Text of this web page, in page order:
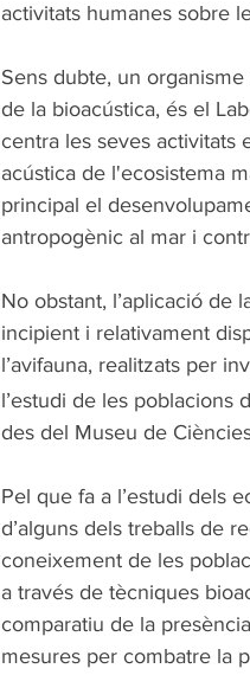
activitats humanes sobre
Sens dubte, un
de la bioacústica, és el
centra les seves activitats
acústica de l'ecosistema
principal el
antropogènic al mar i
No obstant, l’aplicació de
incipient i relativament
l’avifauna, realitzats per
l’estudi de les poblacions
des del Museu de
Pel que fa a l’estudi dels
d’alguns dels treballs de
coneixement de les
a través de tècniques
comparatiu de la
mesures per combatre la